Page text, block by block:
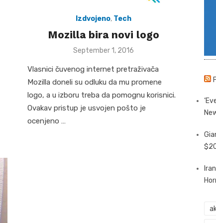
Izdvojeno, Tech
Mozilla bira novi logo
Posted
September 1, 2016
Vlasnici čuvenog internet pretraživača
Mozilla doneli su odluku da mu promene
logo, a u izboru treba da pomognu korisnici.
Ovakav pristup je usvojen pošto je
ocenjeno …